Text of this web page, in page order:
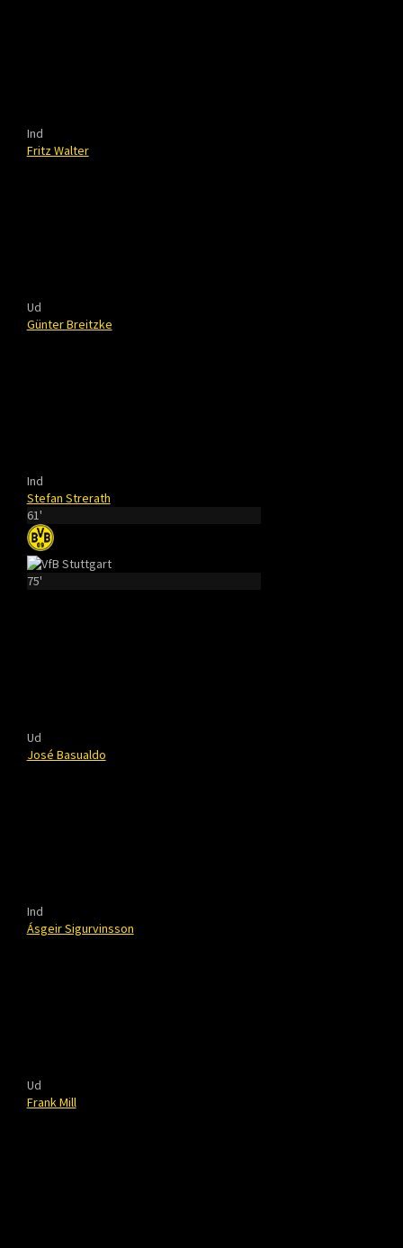
Ind
Fritz Walter
Ud
Günter Breitzke
Ind
Stefan Strerath
61'
75'
Ud
José Basualdo
Ind
Ásgeir Sigurvinsson
Ud
Frank Mill